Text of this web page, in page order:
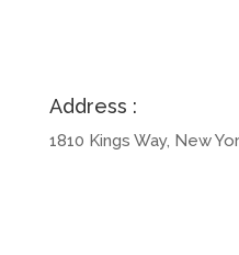
Address :
1810 Kings Way, New